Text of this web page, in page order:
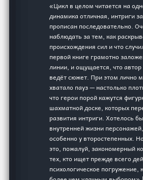
«Цикл в целом читается на
динамика отличная, интриги
прописан последовательно.
наблюдать за тем, как
происхождения сил и что
первой книге грамотно
линии, и ощущается, что автор
ведёт сюжет. При этом лично
хватало пауз — настолько
что герои порой кажутся
шахматной доске, которых
развития интриги. Хотелось
внутренней жизни
особенно у второстепенных.
это, пожалуй, закономерный
тех, кто ищет прежде всего
психологическое погружение,